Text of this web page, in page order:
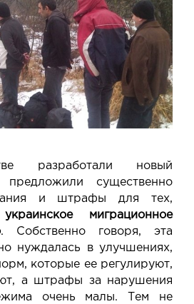
разработали новый
предложили существенно
и штрафы для тех,
миграционное
. Собственно говоря, эта
нуждалась в улучшениях,
которые ее регулируют,
а штрафы за нарушения
очень малы. Тем не